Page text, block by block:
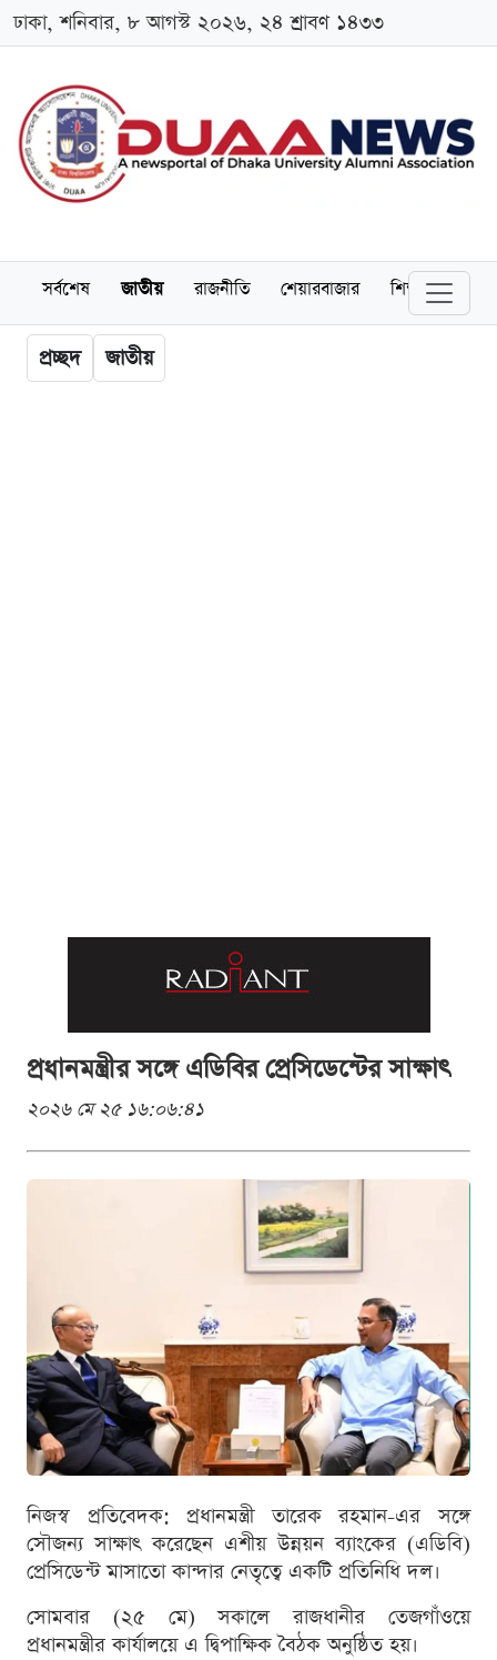
ঢাকা, শনিবার, ৮ আগস্ট ২০২৬, ২৪ শ্রাবণ ১৪৩৩
সর্বশেষ জাতীয় রাজনীতি শেয়ারবাজার শিক্ষা
প্রচ্ছদ জাতীয়
প্রধানমন্ত্রীর সঙ্গে এডিবির প্রেসিডেন্টের সাক্ষাৎ
২০২৬ মে ২৫ ১৬:০৬:৪১
নিজস্ব প্রতিবেদক: প্রধানমন্ত্রী তারেক রহমান-এর সঙ্গে
সৌজন্য সাক্ষাৎ করেছেন এশীয় উন্নয়ন ব্যাংকের (এডিবি)
প্রেসিডেন্ট মাসাতো কান্দার নেতৃত্বে একটি প্রতিনিধি দল।
সোমবার (২৫ মে) সকালে রাজধানীর তেজগাঁওয়ে
প্রধানমন্ত্রীর কার্যালয়ে এ দ্বিপাক্ষিক বৈঠক অনুষ্ঠিত হয়।